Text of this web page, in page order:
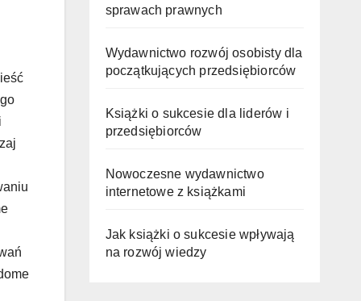
sprawach prawnych
Wydawnictwo rozwój osobisty dla
początkujących przedsiębiorców
Książki o sukcesie dla liderów i
przedsiębiorców
Nowoczesne wydawnictwo
internetowe z książkami
Jak książki o sukcesie wpływają
na rozwój wiedzy